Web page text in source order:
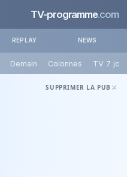
TV-programme.com
REPLAY NEWS
Demain Colonnes TV 7
SUPPRIMER LA PUB